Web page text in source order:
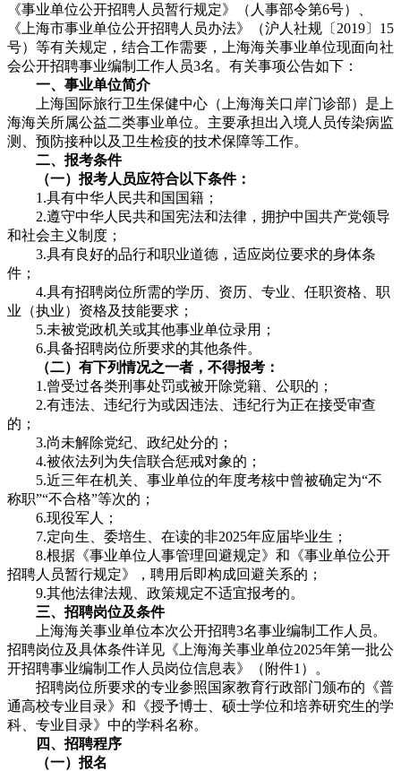
《事业单位公开招聘人员暂行规定》（人事部令第6号）、
《上海市事业单位公开招聘人员办法》（沪人社规〔2019〕15
号）等有关规定，结合工作需要，上海海关事业单位现面向社
会公开招聘事业编制工作人员3名。有关事项公告如下：
一、事业单位简介
上海国际旅行卫生保健中心（上海海关口岸门诊部）是上
海海关所属公益二类事业单位。主要承担出入境人员传染病监
测、预防接种以及卫生检疫的技术保障等工作。
二、报考条件
（一）报考人员应符合以下条件：
1.具有中华人民共和国国籍；
2.遵守中华人民共和国宪法和法律，拥护中国共产党领导
和社会主义制度；
3.具有良好的品行和职业道德，适应岗位要求的身体条
件；
4.具有招聘岗位所需的学历、资历、专业、任职资格、职
业（执业）资格及技能要求；
5.未被党政机关或其他事业单位录用；
6.具备招聘岗位所要求的其他条件。
（二）有下列情况之一者，不得报考：
1.曾受过各类刑事处罚或被开除党籍、公职的；
2.有违法、违纪行为或因违法、违纪行为正在接受审查
的；
3.尚未解除党纪、政纪处分的；
4.被依法列为失信联合惩戒对象的；
5.近三年在机关、事业单位的年度考核中曾被确定为“不
称职”“不合格”等次的；
6.现役军人；
7.定向生、委培生、在读的非2025年应届毕业生；
8.根据《事业单位人事管理回避规定》和《事业单位公开
招聘人员暂行规定》，聘用后即构成回避关系的；
9.其他法律法规、政策规定不适宜报考的。
三、招聘岗位及条件
上海海关事业单位本次公开招聘3名事业编制工作人员。
招聘岗位及具体条件详见《上海海关事业单位2025年第一批公
开招聘事业编制工作人员岗位信息表》（附件1）。
招聘岗位所要求的专业参照国家教育行政部门颁布的《普
通高校专业目录》和《授予博士、硕士学位和培养研究生的学
科、专业目录》中的学科名称。
四、招聘程序
（一）报名